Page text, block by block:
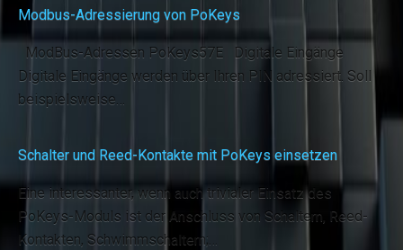
Modbus-Adressierung von PoKeys
ModBus-Adressen PoKeys57E Digitale Eingänge
Digitale Eingänge werden über Ihren PIN adressiert. Soll
beispielsweise…
Schalter und Reed-Kontakte mit PoKeys einsetzen
Eine interessanter, wenn auch trivialer Einsatz des
PoKeys-Moduls ist der Anschluss von Schaltern, Reed-
Kontakten, Schwimmschaltern;…